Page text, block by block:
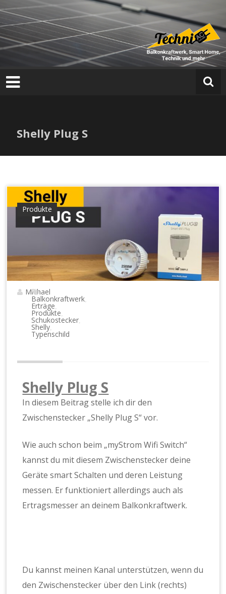
T
e
a
c
Shelly Plug S
Produkte
Michael
Balkonkraftwerk,
Erträge
Produkte
Schukostecker,
Shelly,
Typenschild
Shelly Plug S
In diesem Beitrag stelle ich dir den
Zwischenstecker „Shelly Plug S“ vor.
Wie auch schon beim „myStrom Wifi Switch“
kannst du mit diesem Zwischenstecker deine
Geräte smart Schalten und deren Leistung
messen. Er funktioniert allerdings auch als
Ertragsmesser an deinem Balkonkraftwerk.
Du kannst meinen Kanal unterstützen, wenn du
den Zwischenstecker über den Link (rechts)